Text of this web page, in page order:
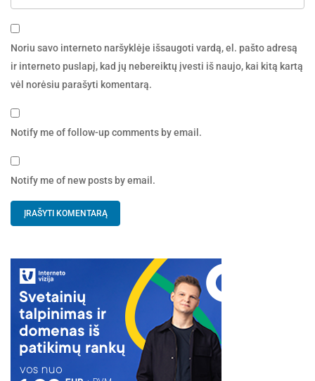
Noriu savo interneto naršyklėje išsaugoti vardą, el. pašto adresą
ir interneto puslapį, kad jų nebereiktų įvesti iš naujo, kai kitą kartą
vėl norėsiu parašyti komentarą.
Notify me of follow-up comments by email.
Notify me of new posts by email.